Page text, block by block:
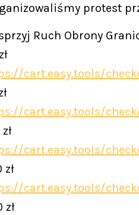
protest
Ruch Obrony
cart.easy.tools/
cart.easy.tools/
cart.easy.tools/
zł
cart.easy.tools/
zł